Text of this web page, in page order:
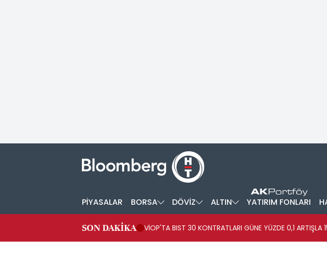
PİYASALAR BORSA DÖVİZ ALTIN YATIRIM FONLARI
SON DAKİKA VİOP'TA BIST 30 KONTRATLARI GÜNE YÜZDE 0,1 ARTIŞLA